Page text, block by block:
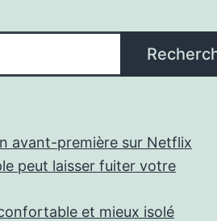
avant-première sur Netflix
peut laisser fuiter votre
et mieux isolé